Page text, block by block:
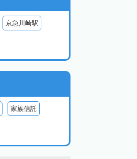
京急川崎駅
家族信託